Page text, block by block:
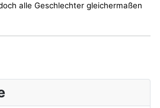
alle Geschlechter gleichermaßen